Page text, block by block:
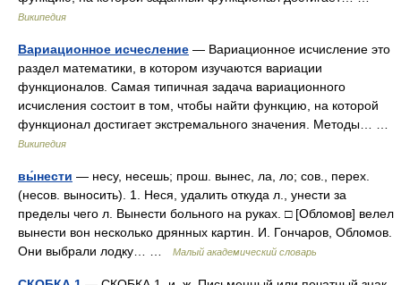
Википедия
Вариационное исчесление — Вариационное исчисление это
раздел математики, в котором изучаются вариации
функционалов. Самая типичная задача вариационного
исчисления состоит в том, чтобы найти функцию, на которой
функционал достигает экстремального значения. Методы… …
Википедия
вы́нести — несу, несешь; прош. вынес, ла, ло; сов., перех.
(несов. выносить). 1. Неся, удалить откуда л., унести за
пределы чего л. Вынести больного на руках. □ [Обломов] велел
вынести вон несколько дрянных картин. И. Гончаров, Обломов.
Они выбрали лодку… …
Малый академический словарь